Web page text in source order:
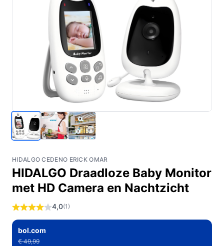
HIDALGO CEDENO ERICK OMAR
HIDALGO Draadloze Baby Monitor
met HD Camera en Nachtzicht
4,0(1)
bol.com
€ 49,99